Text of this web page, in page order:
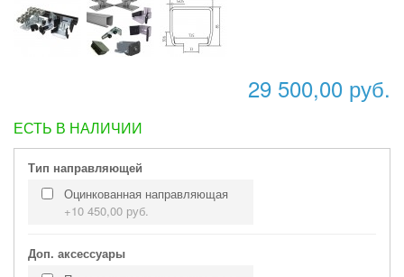
29 500,00 руб.
ЕСТЬ В НАЛИЧИИ
Тип направляющей
Оцинкованная направляющая
+10 450,00 руб.
Доп. аксессуары